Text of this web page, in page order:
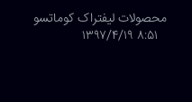
محصولات لیفتراک کوماتسو
۸:۵۱ ۱۳۹۷/۴/۱۹